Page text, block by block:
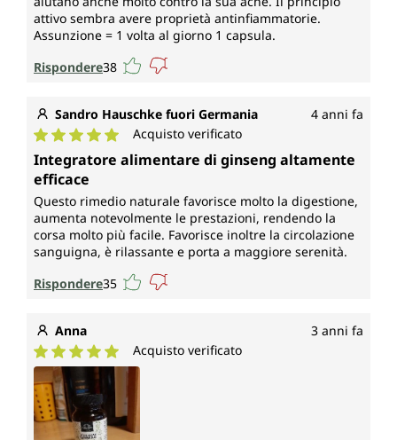
attivo sembra avere proprietà antinfiammatorie.
Assunzione = 1 volta al giorno 1 capsula.
Rispondere38
Sandro Hauschke fuori Germania 4 anni fa
Valutazione media di 5 su 5 stelle
Acquisto verificato
Integratore alimentare di ginseng altamente
efficace
Questo rimedio naturale favorisce molto la digestione,
aumenta notevolmente le prestazioni, rendendo la
corsa molto più facile. Favorisce inoltre la circolazione
sanguigna, è rilassante e porta a maggiore serenità.
Rispondere35
Anna 3 anni fa
Valutazione media di 5 su 5 stelle
Acquisto verificato